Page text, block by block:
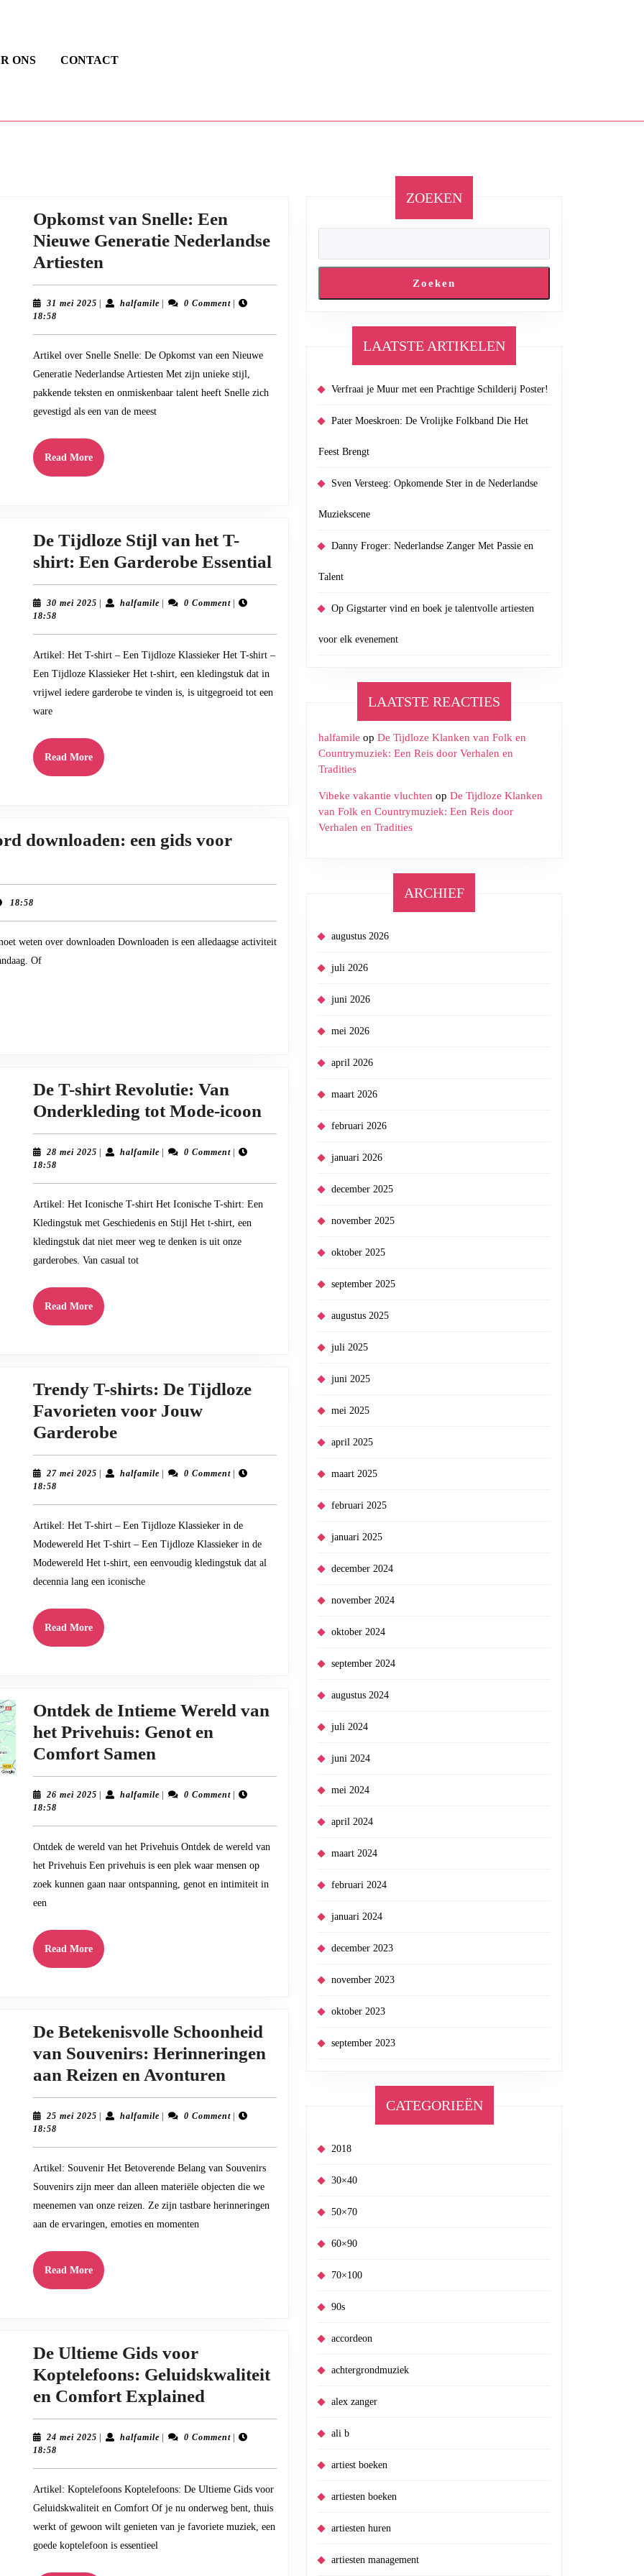
ONS CONTACT
Opkomst van Snelle: Een
Nieuwe Generatie Nederlandse
Artiesten
van
Snelle:
Nieuwe
Generatie
Nederlandse
Artiesten
31 mei 2025 31
halfamilehalfamile0 Comment
18:58
Artikel over Snelle Snelle: De Opkomst van een Nieuwe
Generatie Nederlandse Artiesten Met zijn unieke stijl,
pakkende teksten en onmiskenbaar talent heeft Snelle zich
gevestigd als een van de meest
Read MoreRead
More
De Tijdloze Stijl van het T-
shirt: Een Garderobe Essential
Tijdloze
shirt:
Garderobe
Essential
30 mei 2025 30
halfamilehalfamile0 Comment
18:58
Artikel: Het T-shirt – Een Tijdloze Klassieker Het T-shirt –
Een Tijdloze Klassieker Het t-shirt, een kledingstuk dat in
vrijwel iedere garderobe te vinden is, is uitgegroeid tot een
ware
Read MoreRead
More
downloaden: een gids voor
18:58
weten over downloaden Downloaden is een alledaagse activiteit
Of
De T-shirt Revolutie: Van
Onderkleding tot Mode-icoon
T-
Onderkleding
28 mei 2025 28
halfamilehalfamile0 Comment
18:58
Artikel: Het Iconische T-shirt Het Iconische T-shirt: Een
Kledingstuk met Geschiedenis en Stijl Het t-shirt, een
kledingstuk dat niet meer weg te denken is uit onze
garderobes. Van casual tot
Read MoreRead
More
Trendy T-shirts: De Tijdloze
Favorieten voor Jouw
GarderobeTrendy
T-
shirts:
Tijdloze
Favorieten
voor
Jouw
27 mei 2025 27
halfamilehalfamile0 Comment
18:58
Artikel: Het T-shirt – Een Tijdloze Klassieker in de
Modewereld Het T-shirt – Een Tijdloze Klassieker in de
Modewereld Het t-shirt, een eenvoudig kledingstuk dat al
decennia lang een iconische
Read MoreRead
More
Ontdek de Intieme Wereld van
het Privehuis: Genot en
Comfort Samen
de
Intieme
van
het
Privehuis:
26 mei 2025 26
halfamilehalfamile0 Comment
18:58
Ontdek de wereld van het Privehuis Ontdek de wereld van
het Privehuis Een privehuis is een plek waar mensen op
zoek kunnen gaan naar ontspanning, genot en intimiteit in
een
Read MoreRead
More
De Betekenisvolle Schoonheid
van Souvenirs: Herinneringen
aan Reizen en Avonturen
Betekenisvolle
Schoonheid
Souvenirs:
Herinneringen
aan
25 mei 2025 25
halfamilehalfamile0 Comment
18:58
Artikel: Souvenir Het Betoverende Belang van Souvenirs
Souvenirs zijn meer dan alleen materiële objecten die we
meenemen van onze reizen. Ze zijn tastbare herinneringen
aan de ervaringen, emoties en momenten
Read MoreRead
More
De Ultieme Gids voor
Koptelefoons: Geluidskwaliteit
en Comfort Explained
Ultieme
Gids
Koptelefoons:
Geluidskwaliteit
en
24 mei 2025 24
halfamilehalfamile0 Comment
18:58
Artikel: Koptelefoons Koptelefoons: De Ultieme Gids voor
Geluidskwaliteit en Comfort Of je nu onderweg bent, thuis
werkt of gewoon wilt genieten van je favoriete muziek, een
goede koptelefoon is essentieel
ZOEKEN
Zoeken
LAATSTE ARTIKELEN
Verfraai je Muur met een Prachtige Schilderij Poster!
Pater Moeskroen: De Vrolijke Folkband Die Het
Feest Brengt
Sven Versteeg: Opkomende Ster in de Nederlandse
Muziekscene
Danny Froger: Nederlandse Zanger Met Passie en
Talent
Op Gigstarter vind en boek je talentvolle artiesten
voor elk evenement
LAATSTE REACTIES
halfamile op De Tijdloze Klanken van Folk en
Countrymuziek: Een Reis door Verhalen en
Tradities
Vibeke vakantie vluchten op De Tijdloze Klanken
van Folk en Countrymuziek: Een Reis door
Verhalen en Tradities
ARCHIEF
augustus 2026
juli 2026
juni 2026
mei 2026
april 2026
maart 2026
februari 2026
januari 2026
december 2025
november 2025
oktober 2025
september 2025
augustus 2025
juli 2025
juni 2025
mei 2025
april 2025
maart 2025
februari 2025
januari 2025
december 2024
november 2024
oktober 2024
september 2024
augustus 2024
juli 2024
juni 2024
mei 2024
april 2024
maart 2024
februari 2024
januari 2024
december 2023
november 2023
oktober 2023
september 2023
CATEGORIEËN
2018
30×40
50×70
60×90
70×100
90s
accordeon
achtergrondmuziek
alex zanger
ali b
artiest boeken
artiesten boeken
artiesten huren
artiesten management